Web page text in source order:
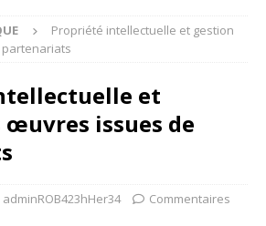
Propriété intellectuelle et gestion
et
œuvres issues de
adminROB423hHer34
Commentaires